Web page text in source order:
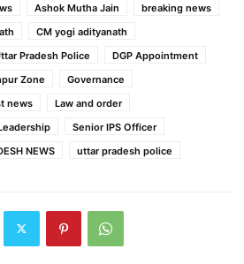
Ashok Mutha Jain
breaking news
CM yogi adityanath
Pradesh Police
DGP Appointment
Zone
Governance
news
Law and order
Senior IPS Officer
NEWS uttar pradesh police